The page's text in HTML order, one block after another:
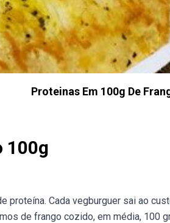
Proteinas Em 100g De
100g
proteína. Cada vegburguer sai ao
de frango cozido, em média, 100